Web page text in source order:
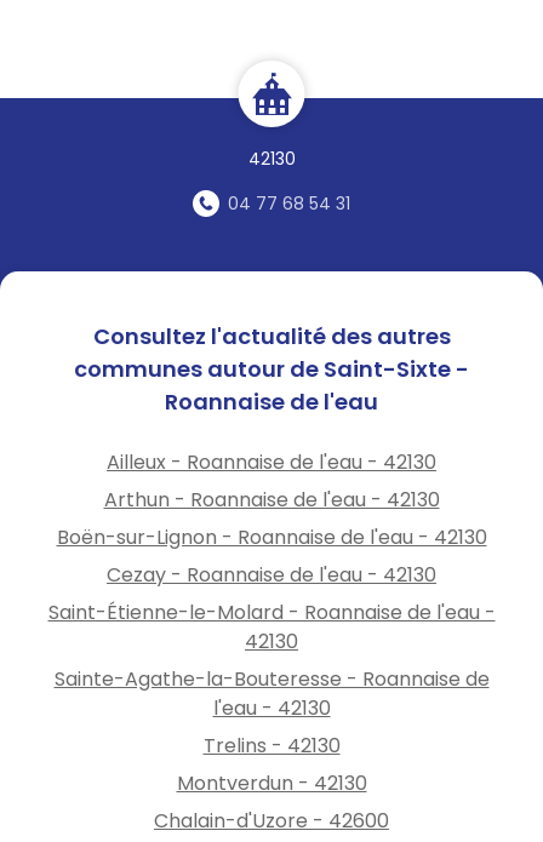
42130
04 77 68 54 31
Consultez l'actualité des autres
communes autour de Saint-Sixte -
Roannaise de l'eau
Ailleux - Roannaise de l'eau - 42130
Arthun - Roannaise de l'eau - 42130
Boën-sur-Lignon - Roannaise de l'eau - 42130
Cezay - Roannaise de l'eau - 42130
Saint-Étienne-le-Molard - Roannaise de l'eau -
42130
Sainte-Agathe-la-Bouteresse - Roannaise de
l'eau - 42130
Trelins - 42130
Montverdun - 42130
Chalain-d'Uzore - 42600